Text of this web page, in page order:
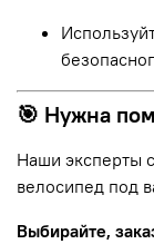
🎯 Нужна
Наши эксперты
велосипед под
Выбирайте,